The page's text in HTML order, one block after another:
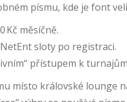
písmu, kde je font
Kč měsíčně.
sloty po registraci.
přístupem k
místo královské